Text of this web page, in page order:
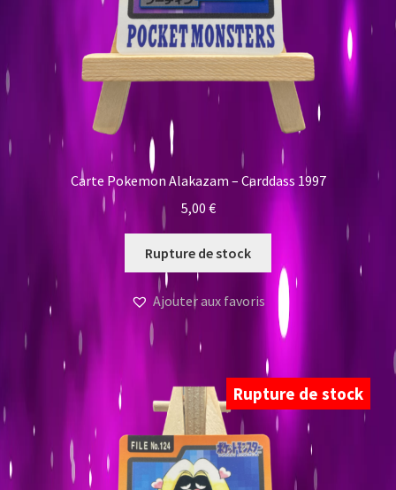
Carte Pokemon Alakazam – Carddass 1997
5,00 €
Rupture de stock
Ajouter aux favoris
Rupture de stock